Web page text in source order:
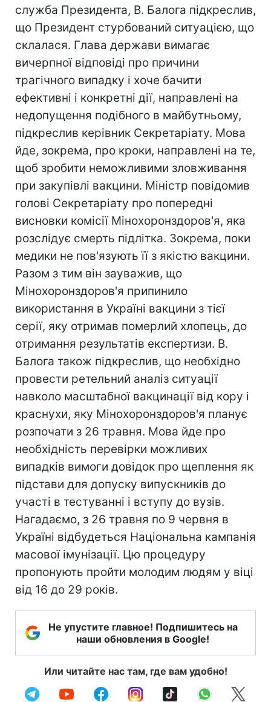
служба Президента, В. Балога підкреслив,
що Президент стурбований ситуацією, що
склалася. Глава держави вимагає
вичерпної відповіді про причини
трагічного випадку і хоче бачити
ефективні і конкретні дії, направлені на
недопущення подібного в майбутньому,
підкреслив керівник Секретаріату. Мова
йде, зокрема, про кроки, направлені на те,
щоб зробити неможливими зловживання
при закупівлі вакцини. Міністр повідомив
голові Секретаріату про попередні
висновки комісії Мінохоронздоров'я, яка
розслідує смерть підлітка. Зокрема, поки
медики не пов'язують її з якістю вакцини.
Разом з тим він зауважив, що
Мінохоронздоров'я припинило
використання в Україні вакцини з тієї
серії, яку отримав померлий хлопець, до
отримання результатів експертизи. В.
Балога також підкреслив, що необхідно
провести ретельний аналіз ситуації
навколо масштабної вакцинації від кору і
краснухи, яку Мінохоронздоров'я планує
розпочати з 26 травня. Мова йде про
необхідність перевірки можливих
випадків вимоги довідок про щеплення як
підстави для допуску випускників до
участі в тестуванні і вступу до вузів.
Нагадаємо, з 26 травня по 9 червня в
Україні відбудеться Національна кампанія
масової імунізації. Цю процедуру
пропонують пройти молодим людям у віці
від 16 до 29 років.
Не упустите главное! Подпишитесь на
наши обновления в Google!
Или читайте нас там, где вам удобно!